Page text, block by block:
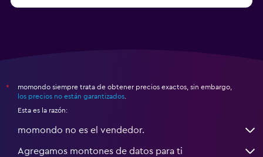
*
momondo siempre trata de obtener precios exactos, sin embargo,
los precios no están garantizados
Esta es la razón:
momondo no es el vendedor.
Agregamos montones de datos para ti